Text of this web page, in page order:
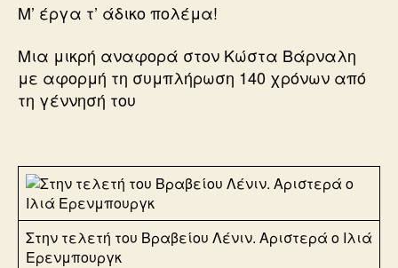
Μ’ έργα τ’ άδικο πολέμα!
Μια μικρή αναφορά στον Κώστα Βάρναλη
με αφορμή τη συμπλήρωση 140 χρόνων από
τη γέννησή του
Στην τελετή του Βραβείου Λένιν. Αριστερά ο Ιλιά
Ερενμπουργκ